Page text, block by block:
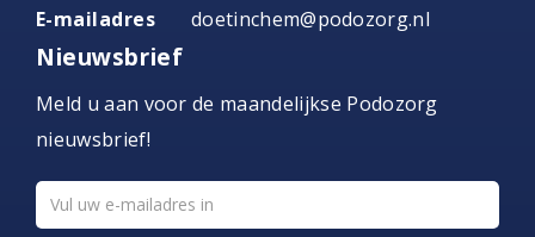
E-mailadres
doetinchem@podozorg.nl
Nieuwsbrief
Meld u aan voor de maandelijkse Podozorg
nieuwsbrief!